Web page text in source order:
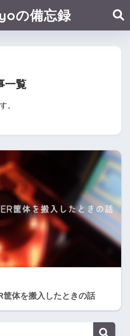
の備忘録
一覧
。
筐体を搬入したときの話